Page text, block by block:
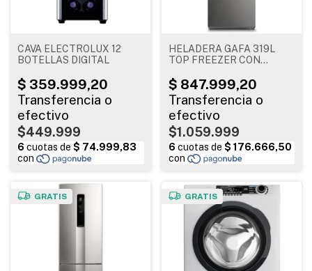
CAVA ELECTROLUX 12
BOTELLAS DIGITAL
$449.999
HELADERA GAFA 319L
TOP FREEZER CON
172X60X60
$1.059.999
GRATIS GRATIS